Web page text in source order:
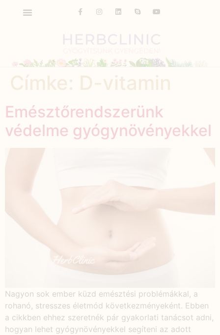
Emésztőrendszerünk
védelme gyógynövényekkel
Nagyon sok ember küzd emésztési problémákkal, a
rohanó, stresszes életmód következményeként. Ebben
a cikkben ehhez szeretnék pár gyakorlati tanácsot adni,
hogyan lehet gyógynövényekkel segíteni az adott